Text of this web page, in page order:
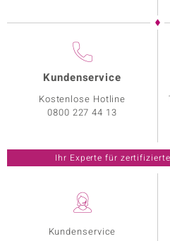
Kundenservice
Kundenservice
Kostenlose Hotline
0800 227 44 13
Ihr Experte für